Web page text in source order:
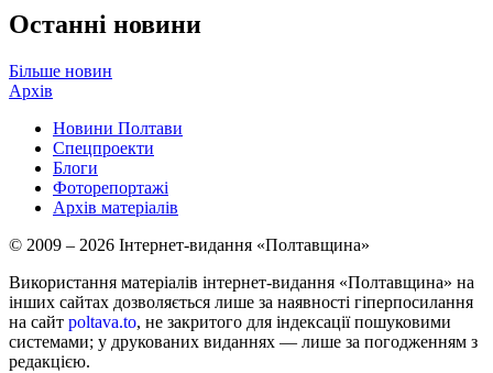
Останні новини
Більше новин
Архів
Новини Полтави
Спецпроекти
Блоги
Фоторепортажі
Архів матеріалів
© 2009 – 2026 Інтернет-видання «Полтавщина»
Використання матеріалів інтернет-видання «Полтавщина» на
інших сайтах дозволяється лише за наявності гіперпосилання
на сайт poltava.to, не закритого для індексації пошуковими
системами; у друкованих виданнях — лише за погодженням з
редакцією.